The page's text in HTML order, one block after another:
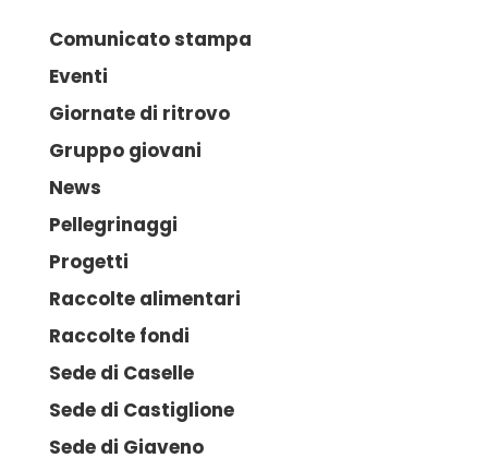
Comunicato stampa
Eventi
Giornate di ritrovo
Gruppo giovani
News
Pellegrinaggi
Progetti
Raccolte alimentari
Raccolte fondi
Sede di Caselle
Sede di Castiglione
Sede di Giaveno